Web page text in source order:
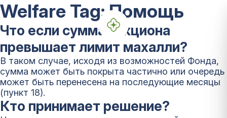
Welfare Tag: Помощь
Что если сумма аукциона
превышает лимит махалли?
В таком случае, исходя из возможностей Фонда,
сумма может быть покрыта частично или очередь
может быть перенесена на последующие месяцы
(пункт 18).
Кто принимает решение?